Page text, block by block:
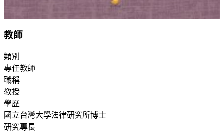
教師
類別
專任教師
職稱
教授
學歷
國立台灣大學法律研究所博士
研究專長